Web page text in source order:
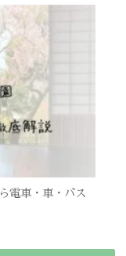
電車・車・バス